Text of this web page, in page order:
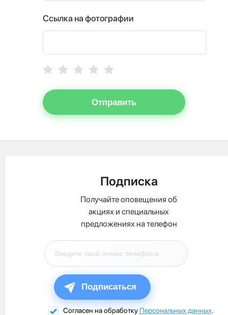
Ссылка на фотографии
Отправить
Подписка
Получайте оповещения об
акциях и специальных
предложениях на телефон
Подписаться
Согласен на обработку Персональных данных.